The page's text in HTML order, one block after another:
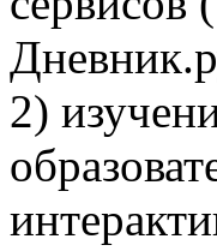
2)